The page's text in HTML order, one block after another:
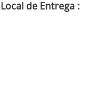
Local de Entrega :